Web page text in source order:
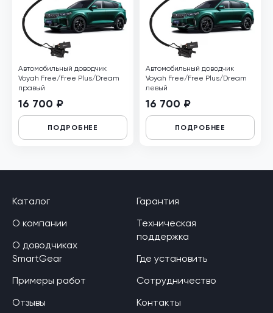
Автомобильный доводчик
Voyah Free/Free Plus/Dream
правый
16 700 ₽
ПОДРОБНЕЕ
Автомобильный доводчик
Voyah Free/Free Plus/Dream
левый
16 700 ₽
ПОДРОБНЕЕ
Каталог
О компании
О доводчиках
SmartGear
Примеры работ
Отзывы
Гарантия
Техническая
поддержка
Где установить
Сотрудничество
Контакты